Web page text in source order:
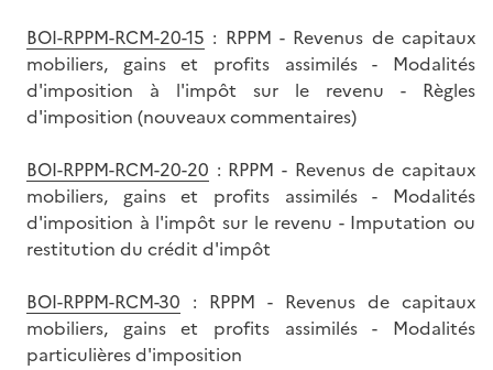
BOI-RPPM-RCM-20-15 : RPPM - Revenus de capitaux
mobiliers, gains et profits assimilés - Modalités
d'imposition à l'impôt sur le revenu - Règles
d'imposition (nouveaux commentaires)
BOI-RPPM-RCM-20-20 : RPPM - Revenus de capitaux
mobiliers, gains et profits assimilés - Modalités
d'imposition à l'impôt sur le revenu - Imputation ou
restitution du crédit d'impôt
BOI-RPPM-RCM-30 : RPPM - Revenus de capitaux
mobiliers, gains et profits assimilés - Modalités
particulières d'imposition